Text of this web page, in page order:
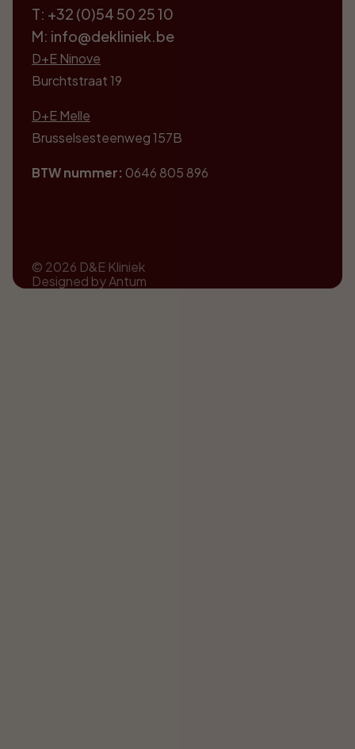
T: +32 (0)54 50 25 10
M: info@dekliniek.be
D+E Ninove
Burchtstraat 19
D+E Melle
Brusselsesteenweg 157B
BTW nummer: 0646 805 896
© 2026 D&E Kliniek
Designed by Antum